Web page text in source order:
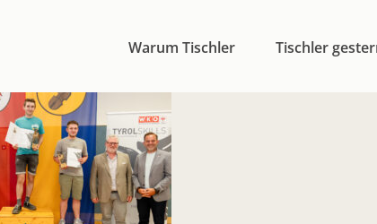
Warum Tischler Tischler